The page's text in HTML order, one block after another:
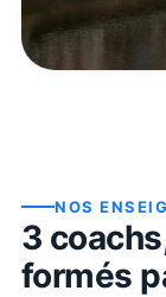
NOS
3 coachs
formés